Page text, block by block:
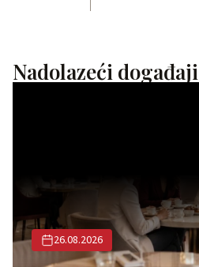
Nadolazeći događaji
26.08.2026